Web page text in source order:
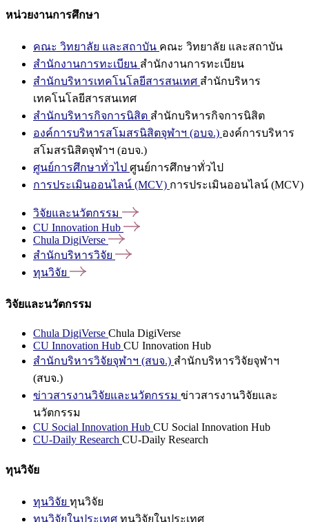
หน่วยงานการศึกษา
คณะ วิทยาลัย และสถาบัน คณะ วิทยาลัย และสถาบัน
สำนักงานการทะเบียน สำนักงานการทะเบียน
สำนักบริหารเทคโนโลยีสารสนเทศ สำนักบริหาร
เทคโนโลยีสารสนเทศ
สำนักบริหารกิจการนิสิต สำนักบริหารกิจการนิสิต
องค์การบริหารสโมสรนิสิตจุฬาฯ (อบจ.) องค์การบริหาร
สโมสรนิสิตจุฬาฯ (อบจ.)
ศูนย์การศึกษาทั่วไป ศูนย์การศึกษาทั่วไป
การประเมินออนไลน์ (MCV) การประเมินออนไลน์ (MCV)
วิจัยและนวัตกรรม
CU Innovation Hub
Chula DigiVerse
สำนักบริหารวิจัย
ทุนวิจัย
วิจัยและนวัตกรรม
Chula DigiVerse Chula DigiVerse
CU Innovation Hub CU Innovation Hub
สำนักบริหารวิจัยจุฬาฯ (สบจ.) สำนักบริหารวิจัยจุฬาฯ
(สบจ.)
ข่าวสารงานวิจัยและนวัตกรรม ข่าวสารงานวิจัยและ
นวัตกรรม
CU Social Innovation Hub CU Social Innovation Hub
CU-Daily Research CU-Daily Research
ทุนวิจัย
ทุนวิจัย ทุนวิจัย
ทุนวิจัยในประเทศ ทุนวิจัยในประเทศ